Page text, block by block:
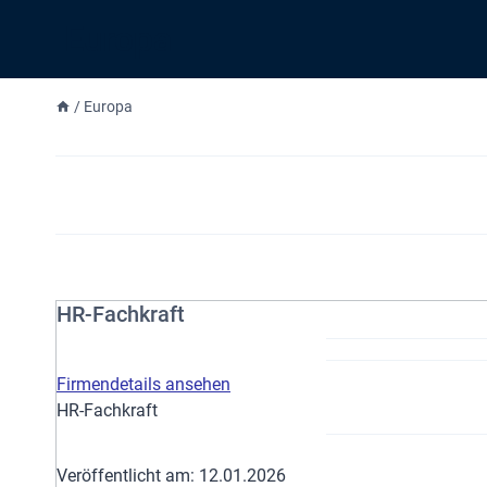
/ Europa
HR-Fachkraft
Firmendetails ansehen
HR-Fachkraft
Veröffentlicht am: 12.01.2026